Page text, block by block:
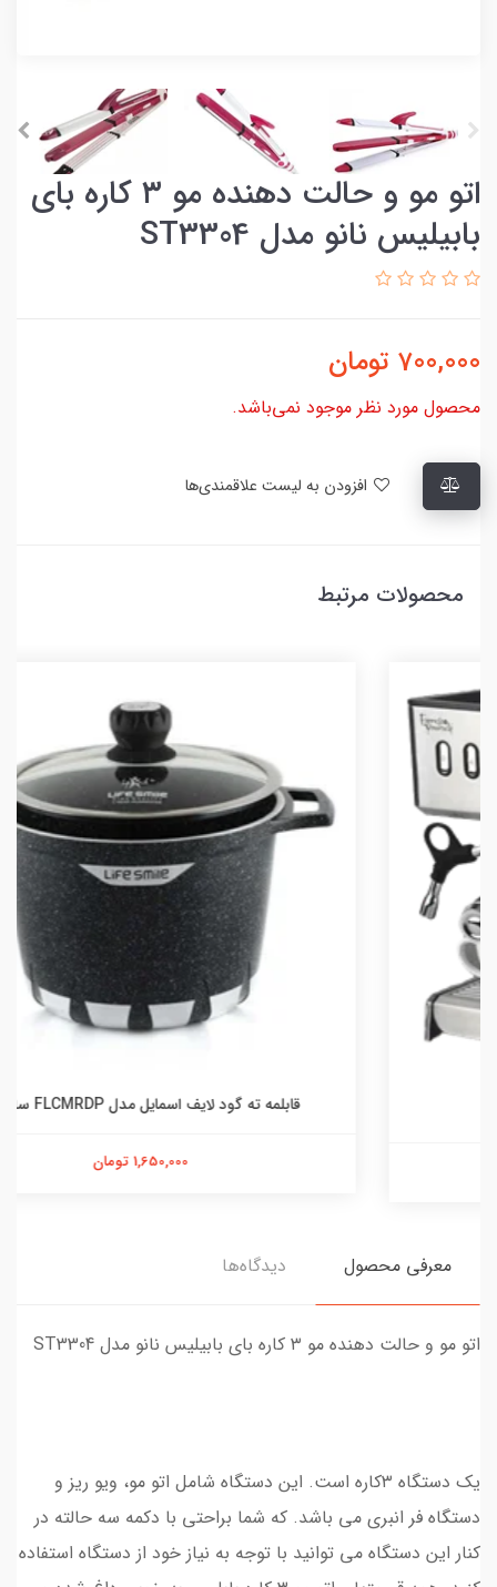
اتو مو و حالت دهنده مو ۳ کاره بای
بابیلیس نانو مدل ST3304
700,000 تومان
محصول مورد نظر موجود نمی‌باشد.
محصولات مرتبط
قابلمه ته گود لایف اسمایل مدل FLCMRDP سایز 24
معرفی محصول دیدگاه‌ها
اتو مو و حالت دهنده مو ۳ کاره بای بابیلیس نانو مدل ST3304
یک دستگاه ۳کاره است. این دستگاه شامل اتو مو، ویو ریز و
دستگاه فر انبری می باشد. که شما براحتی با دکمه سه حالته در
کنار این دستگاه می توانید با توجه به نیاز خود از دستگاه استفاده